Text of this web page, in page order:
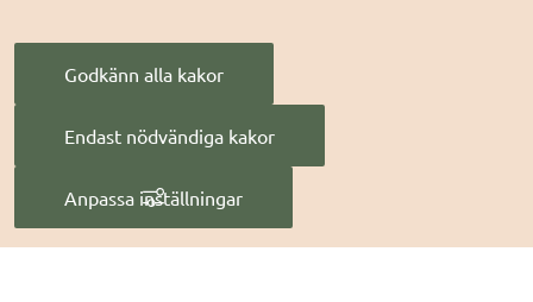
Godkänn alla kakor
Endast nödvändiga kakor
Anpassa inställningar
förvaltning
Hantera kakor